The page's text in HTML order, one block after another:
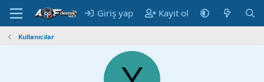
Giriş yap Kayıt ol
Kullanıcılar